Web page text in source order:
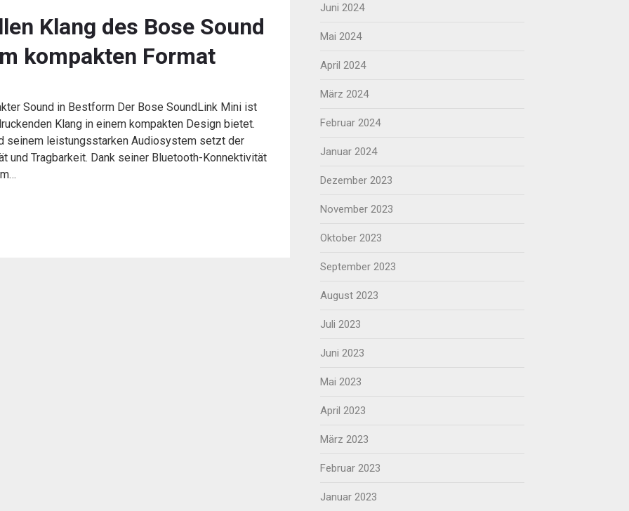
Klang des Bose Sound
kompakten Format
Sound in Bestform Der Bose SoundLink Mini ist
Klang in einem kompakten Design bietet.
seinem leistungsstarken Audiosystem setzt der
und Tragbarkeit. Dank seiner Bluetooth-Konnektivität
Juni 2024
Mai 2024
April 2024
März 2024
Februar 2024
Januar 2024
Dezember 2023
November 2023
Oktober 2023
September 2023
August 2023
Juli 2023
Juni 2023
Mai 2023
April 2023
März 2023
Februar 2023
Januar 2023